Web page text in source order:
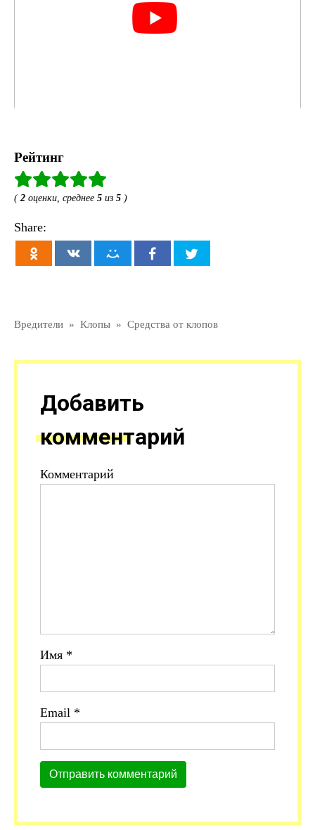
Рейтинг
(2 оценки, среднее 5 из 5 )
Share:
Вредители » Клопы » Средства от клопов
Добавить
комментарий
Комментарий
Имя *
Email *